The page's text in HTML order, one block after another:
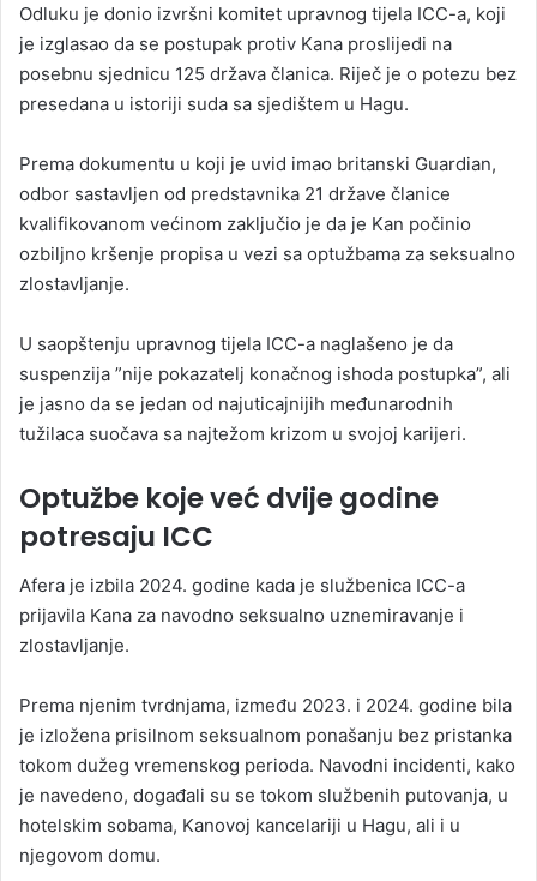
Odluku je donio izvršni komitet upravnog tijela ICC-a, koji
je izglasao da se postupak protiv Kana proslijedi na
posebnu sjednicu 125 država članica. Riječ je o potezu bez
presedana u istoriji suda sa sjedištem u Hagu.
Prema dokumentu u koji je uvid imao britanski Guardian,
odbor sastavljen od predstavnika 21 države članice
kvalifikovanom većinom zaključio je da je Kan počinio
ozbiljno kršenje propisa u vezi sa optužbama za seksualno
zlostavljanje.
U saopštenju upravnog tijela ICC-a naglašeno je da
suspenzija ”nije pokazatelj konačnog ishoda postupka”, ali
je jasno da se jedan od najuticajnijih međunarodnih
tužilaca suočava sa najtežom krizom u svojoj karijeri.
Optužbe koje već dvije godine
potresaju ICC
Afera je izbila 2024. godine kada je službenica ICC-a
prijavila Kana za navodno seksualno uznemiravanje i
zlostavljanje.
Prema njenim tvrdnjama, između 2023. i 2024. godine bila
je izložena prisilnom seksualnom ponašanju bez pristanka
tokom dužeg vremenskog perioda. Navodni incidenti, kako
je navedeno, događali su se tokom službenih putovanja, u
hotelskim sobama, Kanovoj kancelariji u Hagu, ali i u
njegovom domu.